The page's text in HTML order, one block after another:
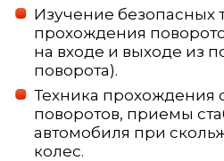
Изучение безопасных
прохождения
на входе и выходе из
поворота).
Техника прохождения
поворотов, приемы
автомобиля при
колес.